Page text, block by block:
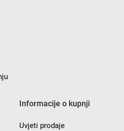
Informacije o kupnji
Uvjeti prodaje